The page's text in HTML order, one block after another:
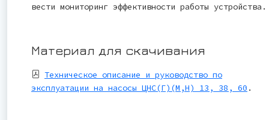
вести мониторинг эффективности работы устройства.
Материал для скачивания
Техническое описание и руководство по
эксплуатации на насосы ЦНС(Г)(М,Н) 13, 38, 60 .